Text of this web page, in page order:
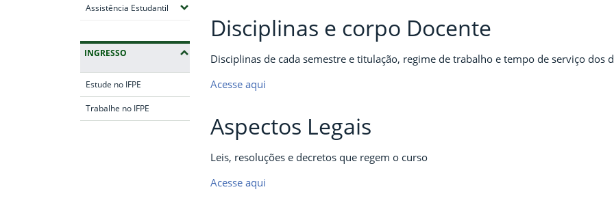
Assistência Estudantil (Expandir submenus)
INGRESSO
Estude no IFPE
Trabalhe no IFPE
Disciplinas e corpo Docente
Disciplinas de cada semestre e titulação, regime de trabalho e tempo de serviço dos
Acesse aqui
Aspectos Legais
Leis, resoluções e decretos que regem o curso
Acesse aqui